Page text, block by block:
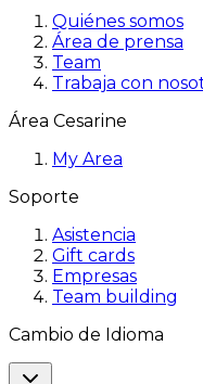
Quiénes somos
Área de prensa
Team
Trabaja con
Área Cesarine
My Area
Soporte
Asistencia
Gift cards
Empresas
Team building
Cambio de Idioma